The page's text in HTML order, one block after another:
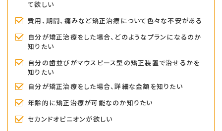
て欲しい
費用、期間、痛みなど矯正治療について色々な不安がある
自分が矯正治療をした場合、どのようなプランになるのか
知りたい
自分の歯並びがマウスピース型の矯正装置で治せるかを
知りたい
自分が矯正治療をした場合、詳細な金額を知りたい
年齢的に矯正治療が可能なのか知りたい
セカンドオピニオンが欲しい